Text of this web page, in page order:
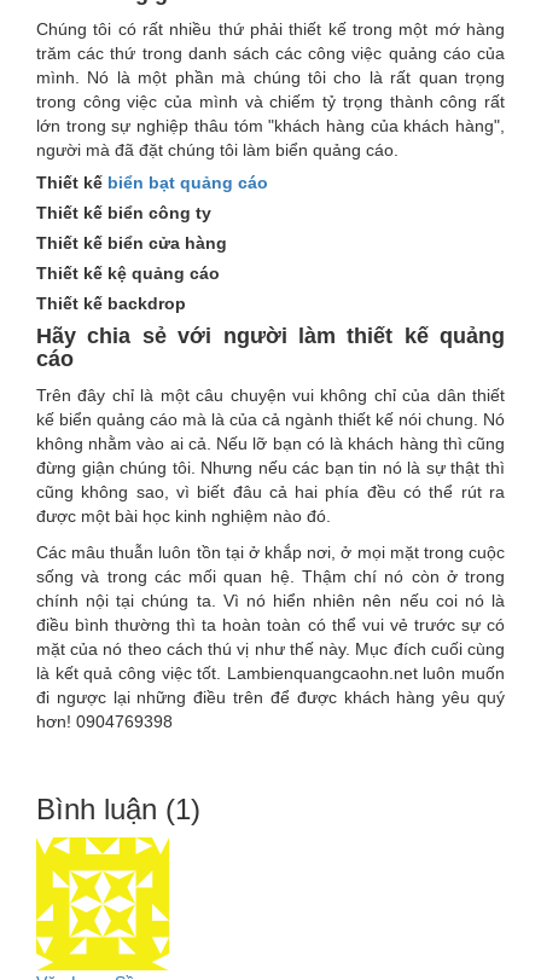
Chúng tôi có rất nhiều thứ phải thiết kế trong một mớ hàng
trăm các thứ trong danh sách các công việc quảng cáo của
mình. Nó là một phần mà chúng tôi cho là rất quan trọng
trong công việc của mình và chiếm tỷ trọng thành công rất
lớn trong sự nghiệp thâu tóm "khách hàng của khách hàng",
người mà đã đặt chúng tôi làm biển quảng cáo.
Thiết kế biển bạt quảng cáo
Thiết kế biển công ty
Thiết kế biển cửa hàng
Thiết kế kệ quảng cáo
Thiết kế backdrop
Hãy chia sẻ với người làm thiết kế quảng
cáo
Trên đây chỉ là một câu chuyện vui không chỉ của dân thiết
kế biển quảng cáo mà là của cả ngành thiết kế nói chung. Nó
không nhằm vào ai cả. Nếu lỡ bạn có là khách hàng thì cũng
đừng giận chúng tôi. Nhưng nếu các bạn tin nó là sự thật thì
cũng không sao, vì biết đâu cả hai phía đều có thể rút ra
được một bài học kinh nghiệm nào đó.
Các mâu thuẫn luôn tồn tại ở khắp nơi, ở mọi mặt trong cuộc
sống và trong các mối quan hệ. Thậm chí nó còn ở trong
chính nội tại chúng ta. Vì nó hiển nhiên nên nếu coi nó là
điều bình thường thì ta hoàn toàn có thể vui vẻ trước sự có
mặt của nó theo cách thú vị như thế này. Mục đích cuối cùng
là kết quả công việc tốt. Lambienquangcaohn.net luôn muốn
đi ngược lại những điều trên để được khách hàng yêu quý
hơn! 0904769398
Bình luận (1)